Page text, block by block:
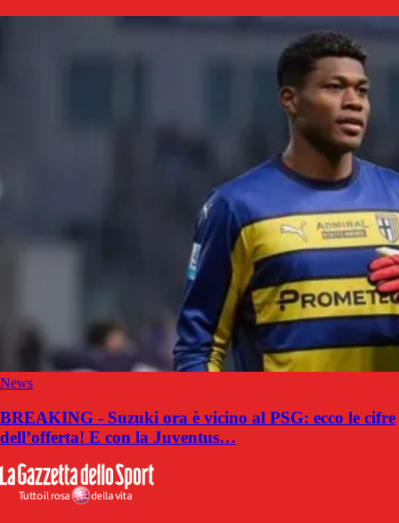
News
BREAKING - Suzuki ora è vicino al PSG: ecco le cifre
dell’offerta! E con la Juventus…